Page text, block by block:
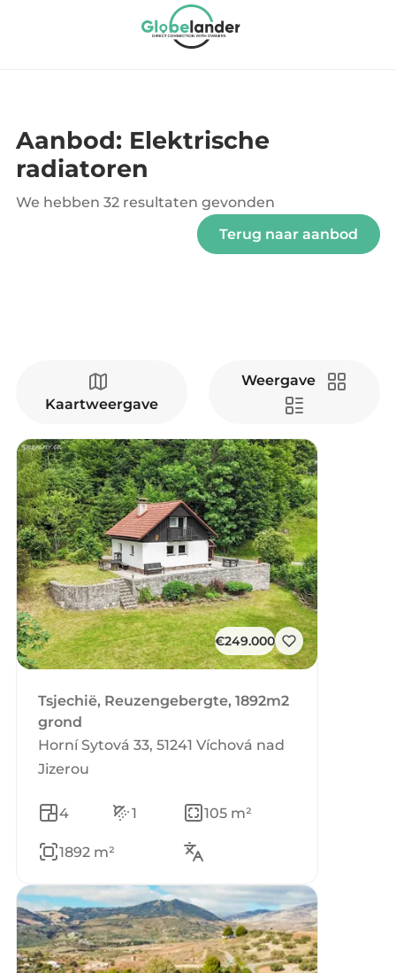
Aanbod: Elektrische
radiatoren
We hebben 32 resultaten gevonden
Terug naar aanbod
Kaartweergave
Weergave
€249.000
Tsjechië, Reuzengebergte, 1892m2
grond
Horní Sytová 33, 51241 Víchová nad
Jizerou
4 1 105 m²
1892 m²